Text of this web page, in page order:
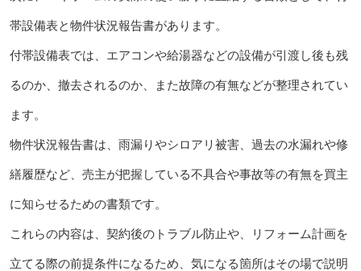
帯設備表と物件状況報告書があります。
付帯設備表では、エアコンや給湯器などの設備が引渡し後も残
るのか、撤去されるのか、また故障の有無などが整理されてい
ます。
物件状況報告書は、雨漏りやシロアリ被害、過去の水漏れや修
繕履歴など、売主が把握している不具合や事故等の有無を買主
に知らせるための書類です。
これらの内容は、契約後のトラブル防止や、リフォーム計画を
立てる際の前提条件になるため、気になる箇所はその場で説明